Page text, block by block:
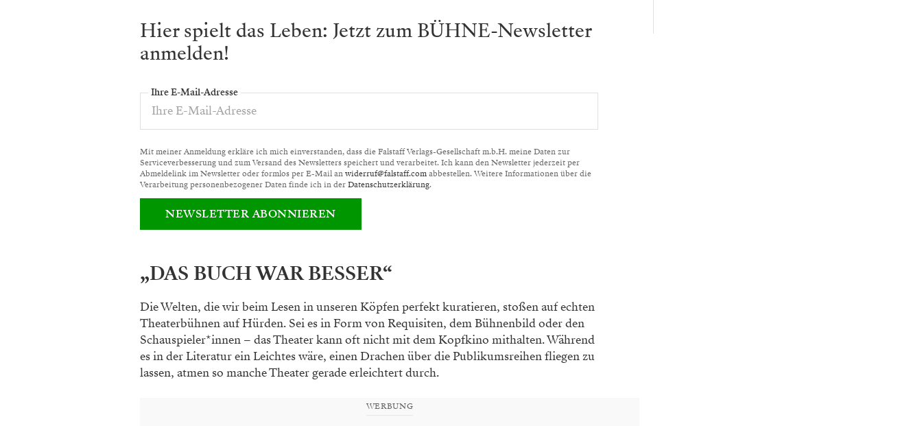
Hier spielt das Leben: Jetzt zum BÜHNE-Newsletter
anmelden!
Ihre E-Mail-Adresse
Mit meiner Anmeldung erkläre ich mich einverstanden, dass die Falstaff Verlags-Gesellschaft m.b.H. meine Daten zur
Serviceverbesserung und zum Versand des Newsletters speichert und verarbeitet. Ich kann den Newsletter jederzeit per
Abmeldelink im Newsletter oder formlos per E-Mail anwiderruf@falstaff.comabbestellen. Weitere Informationen über die
Verarbeitung personenbezogener Daten finde ich in derDatenschutzerklärung.
NEWSLETTER ABONNIEREN
„DAS BUCH WAR BESSER“
Die Welten, die wir beim Lesen in unseren Köpfen perfektkuratieren, stoßen auf echten
Theaterbühnen auf Hürden. Sei es in Form von Requisiten, dem Bühnenbild oderden
Schauspieler*innen – das Theater kann oft nicht mitdem Kopfkino mithalten. Während
es in der Literaturein Leichtes wäre, einen Drachen über die Publikumsreihen fliegen zu
lassen, atmen so manche Theater geradeerleichtert durch.
WERBUNG